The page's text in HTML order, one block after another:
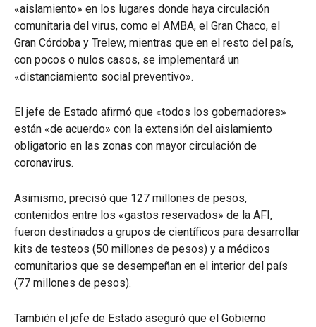
«aislamiento» en los lugares donde haya circulación
comunitaria del virus, como el AMBA, el Gran Chaco, el
Gran Córdoba y Trelew, mientras que en el resto del país,
con pocos o nulos casos, se implementará un
«distanciamiento social preventivo».
El jefe de Estado afirmó que «todos los gobernadores»
están «de acuerdo» con la extensión del aislamiento
obligatorio en las zonas con mayor circulación de
coronavirus.
Asimismo, precisó que 127 millones de pesos,
contenidos entre los «gastos reservados» de la AFI,
fueron destinados a grupos de científicos para desarrollar
kits de testeos (50 millones de pesos) y a médicos
comunitarios que se desempeñan en el interior del país
(77 millones de pesos).
También el jefe de Estado aseguró que el Gobierno